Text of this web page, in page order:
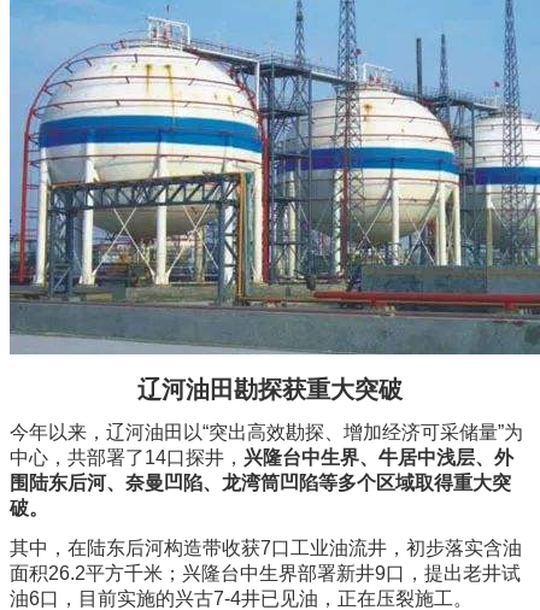
辽河油田勘探获重大突破
今年以来，辽河油田以“突出高效勘探、增加经济可采储量”为
中心，共部署了14口探井， 兴隆台中生界、牛居中浅层、外
围陆东后河、奈曼凹陷、龙湾筒凹陷等多个区域取得重大突
破。
其中，在陆东后河构造带收获7口工业油流井，初步落实含油
面积26.2平方千米；兴隆台中生界部署新井9口，提出老井试
油6口，目前实施的兴古7-4井已见油，正在压裂施工。